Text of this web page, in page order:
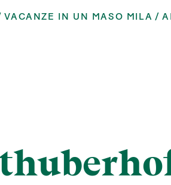
VACANZE IN UN MASO MILA